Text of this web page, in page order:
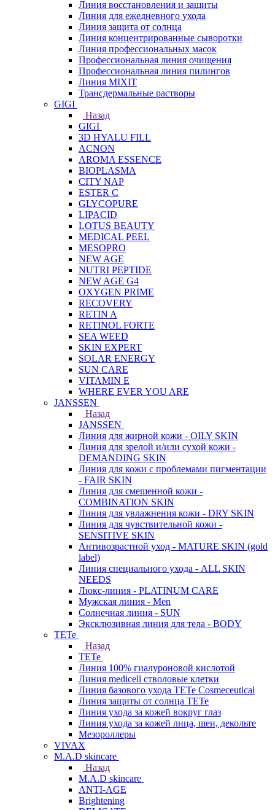
Линия восстановления и защиты
Линия для ежедневного ухода
Линия защита от солнца
Линия концентрированные сыворотки
Линия профессиональных масок
Профессиональная линия очищения
Профессиональная линия пилингов
Линия MIXIT
Трансдермальные растворы
GIGI
Назад
GIGI
3D HYALU FILL
ACNON
AROMA ESSENCE
BIOPLASMA
CITY NAP
ESTER C
GLYCOPURE
LIPACID
LOTUS BEAUTY
MEDICAL PEEL
MESOPRO
NEW AGE
NUTRI PEPTIDE
NEW AGE G4
OXYGEN PRIME
RECOVERY
RETIN A
RETINOL FORTE
SEA WEED
SKIN EXPERT
SOLAR ENERGY
SUN CARE
VITAMIN E
WHERE EVER YOU ARE
JANSSEN
Назад
JANSSEN
Линия для жирной кожи - OILY SKIN
Линия для зрелой и/или сухой кожи -
DEMANDING SKIN
Линия для кожи с проблемами пигментации
- FAIR SKIN
Линия для смешенной кожи -
COMBINATION SKIN
Линия для увлажнения кожи - DRY SKIN
Линия для чувствительной кожи -
SENSITIVE SKIN
Антивозрастной уход - MATURE SKIN (gold
label)
Линия специального ухода - ALL SKIN
NEEDS
Люкс-линия - PLATINUM CARE
Мужская линия - Men
Солнечная линия - SUN
Эксклюзивная линия для тела - BODY
TETe
Назад
TETe
Линия 100% гиалуроновой кислотой
Линия medicell стволовые клетки
Линия базового ухода TETe Cosmeceutical
Линия защиты от солнца TETe
Линия ухода за кожей вокруг глаз
Линия ухода за кожей лица, шеи, декольте
Мезороллеры
VIVAX
M.A.D skincare
Назад
M.A.D skincare
ANTI-AGE
Brightening